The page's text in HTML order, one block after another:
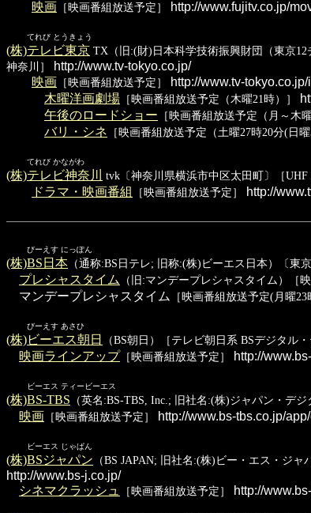
映画 ［映画番組放送予定］ http://www.fujitv.co.jp/
てれび とうきょう
(株)テレビ東京 TX（旧:(財)日本科学技術振興財団（東京
神奈川］
http://www.tv-tokyo.co.jp/
映画 ［映画番組放送予定］
http://www.tv-
木曜洋画劇場 ［映画番組放送予定（木曜21時）］
午後のロードショー ［映画番組放送予定（月～木
バリ・シネ ［映画番組放送予定（土曜27時20分(日曜
てれび かながわ
(株)テレビ神奈川 tvk〔神奈川県横浜市中区太田町〕［
ドラマ・映画番組
［映画番組放送予定］ http://
びーえす にっぽん
(株)BS日本 （通称:BS日テレ; 旧称:(株)ビーエス日本）〔東
プレシャスタイム （旧:マンデープレシャスタイム）［
マンデープレシャスタイム
［映画番組放送予定(月曜
びーえす あさひ
(株)ビーエス朝日 （BS朝日）［テレビ朝日系 BSデジタル
映画ラインアップ ［映画番組放送予定］ http://
ビーエス ティービーエス
(株)BS-TBS （英名:BS-TBS, Inc.; 旧社名:(株)ジャパン・デ
映画 ［映画番組放送予定］ http://www.bs-tbs.co.jp/
ビーエス じゃぱん
(株)BSジャパン （BS JAPAN; 旧社名:(株)ビー・エス・ジ
http://www.bs-j.co.jp/
シネマクラッシュ
［映画番組放送予定］ http://